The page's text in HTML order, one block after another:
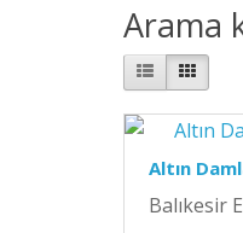
Arama
Altın
Balıkesir